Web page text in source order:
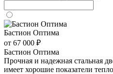
Бастион Оптима
от 67 000 ₽
Бастион Оптима
Прочная и надежная стальная
имеет хорошие показатели